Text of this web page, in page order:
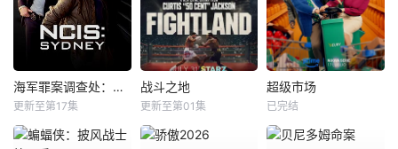
海军罪案调查处：悉尼第三季
更新至第17集
战斗之地
更新至第01集
超级市场
已完结